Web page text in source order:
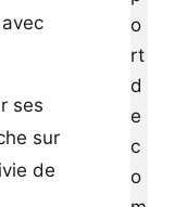
ses
sur
de